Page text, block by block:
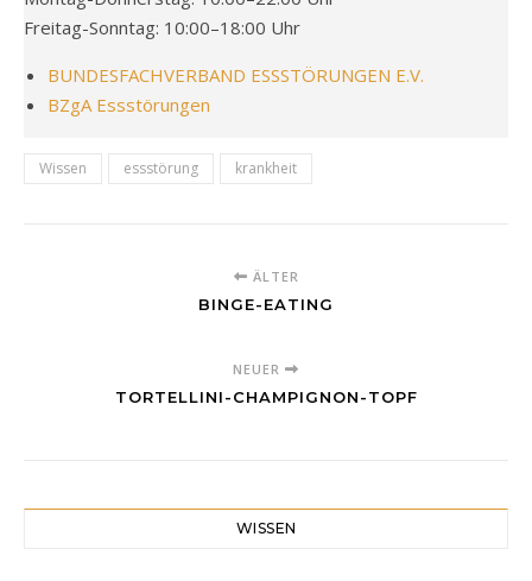
Freitag-Sonntag: 10:00–18:00 Uhr
BUNDESFACHVERBAND ESSSTÖRUNGEN E.V.
BZgA Essstörungen
Wissen essstörung krankheit
ÄLTER
BINGE-EATING
NEUER
TORTELLINI-CHAMPIGNON-TOPF
WISSEN